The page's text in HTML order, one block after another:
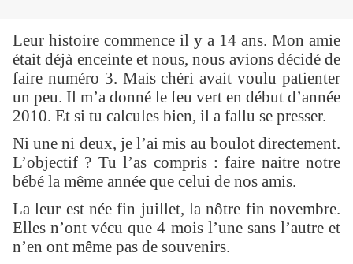
Leur histoire commence il y a 14 ans. Mon amie
était déjà enceinte et nous, nous avions décidé de
faire numéro 3. Mais chéri avait voulu patienter
un peu. Il m’a donné le feu vert en début d’année
2010. Et si tu calcules bien, il a fallu se presser.
Ni une ni deux, je l’ai mis au boulot directement.
L’objectif ? Tu l’as compris : faire naitre notre
bébé la même année que celui de nos amis.
La leur est née fin juillet, la nôtre fin novembre.
Elles n’ont vécu que 4 mois l’une sans l’autre et
n’en ont même pas de souvenirs.